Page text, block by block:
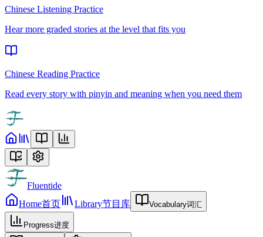
Chinese Listening Practice
Hear more graded stories at the level that fits you
Chinese Reading Practice
Read every story with pinyin and meaning when you need them
Fluentide
Home首页 Library节目库 Vocabulary词汇
Progress进度